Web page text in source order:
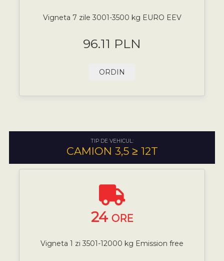
Vigneta 7 zile 3001-3500 kg EURO EEV
96.11 PLN
ORDIN
TIP DE VEHICUL:
CAMION 3,5 ≥ 12T
24 ORE
Vigneta 1 zi 3501-12000 kg Emission free